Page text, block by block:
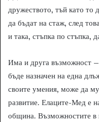
дружеството, тъй като то
да бъдат на стаж, след
и така, стъпка по стъпка,
Има и друга възможност
бъде назначен на една
своите умения, може да
развитие. Елаците-Мед е
община. Възможностите в